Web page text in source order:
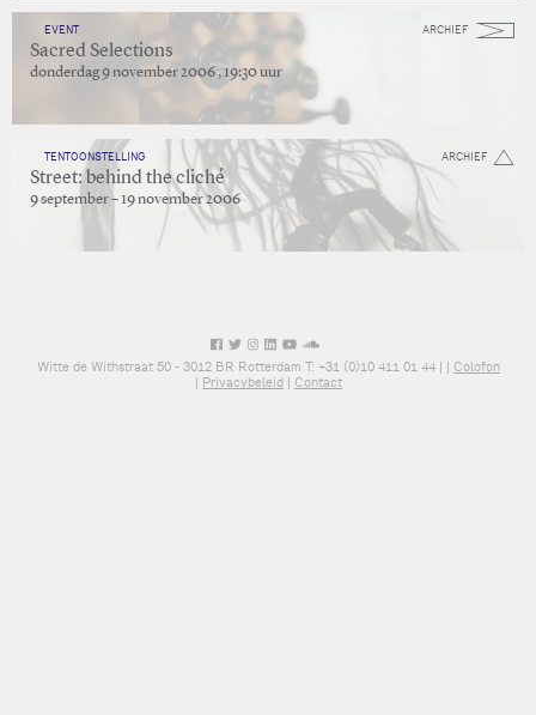
ARCHIEF
EVENT
Sacred Selections
donderdag 9 november 2006 , 19:30 uur
ARCHIEF
TENTOONSTELLING
Street: behind the cliché
9 september – 19 november 2006
Witte de Withstraat 50 - 3012 BR Rotterdam T: +31 (0)10 411 01 44 | | Colofon
| Privacybeleid| Contact